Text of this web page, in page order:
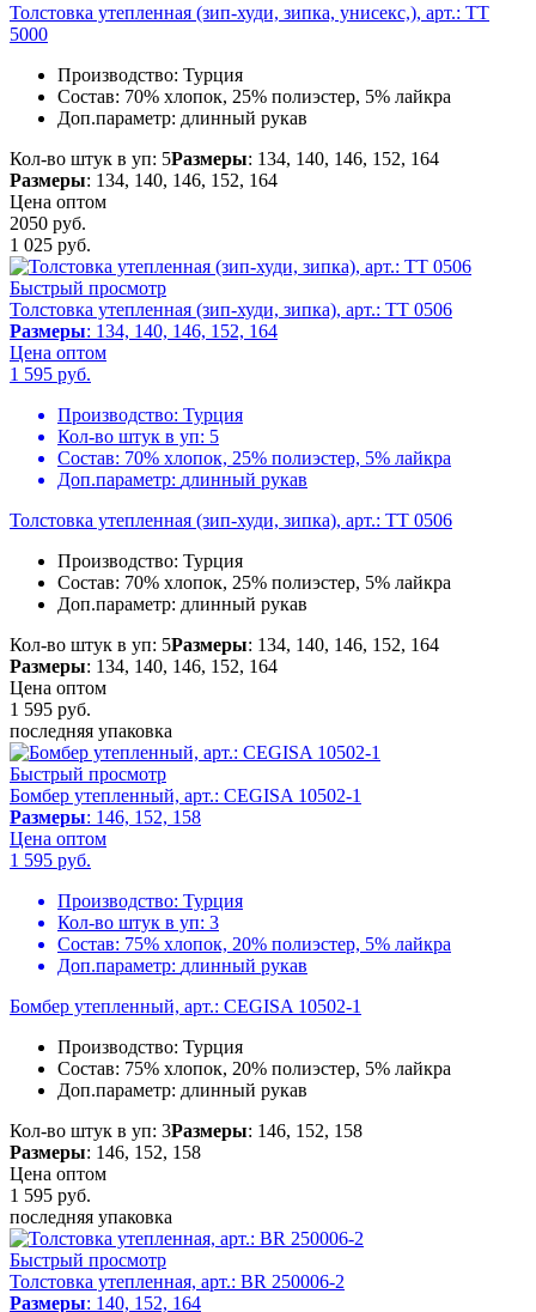
Толстовка утепленная (зип-худи, зипка, унисекс,), арт.: TT
5000
Производство: Турция
Состав: 70% хлопок, 25% полиэстер, 5% лайкра
Доп.параметр: длинный рукав
Кол-во штук в уп: 5Размеры: 134, 140, 146, 152, 164
Размеры: 134, 140, 146, 152, 164
Цена оптом
2050 руб.
1 025 руб.
Быстрый просмотр
Толстовка утепленная (зип-худи, зипка), арт.: TT 0506
Размеры: 134, 140, 146, 152, 164
Цена оптом
1 595 руб.
Производство: Турция
Кол-во штук в уп: 5
Состав: 70% хлопок, 25% полиэстер, 5% лайкра
Доп.параметр: длинный рукав
Толстовка утепленная (зип-худи, зипка), арт.: TT 0506
Производство: Турция
Состав: 70% хлопок, 25% полиэстер, 5% лайкра
Доп.параметр: длинный рукав
Кол-во штук в уп: 5Размеры: 134, 140, 146, 152, 164
Размеры: 134, 140, 146, 152, 164
Цена оптом
1 595 руб.
последняя упаковка
Быстрый просмотр
Бомбер утепленный, арт.: CEGISA 10502-1
Размеры: 146, 152, 158
Цена оптом
1 595 руб.
Производство: Турция
Кол-во штук в уп: 3
Состав: 75% хлопок, 20% полиэстер, 5% лайкра
Доп.параметр: длинный рукав
Бомбер утепленный, арт.: CEGISA 10502-1
Производство: Турция
Состав: 75% хлопок, 20% полиэстер, 5% лайкра
Доп.параметр: длинный рукав
Кол-во штук в уп: 3Размеры: 146, 152, 158
Размеры: 146, 152, 158
Цена оптом
1 595 руб.
последняя упаковка
Быстрый просмотр
Толстовка утепленная, арт.: BR 250006-2
Размеры: 140, 152, 164